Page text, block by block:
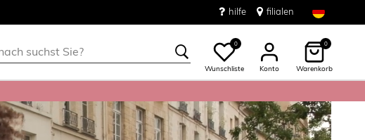
hilfe filialen
0
Wunschliste Konto
0
Warenkorb